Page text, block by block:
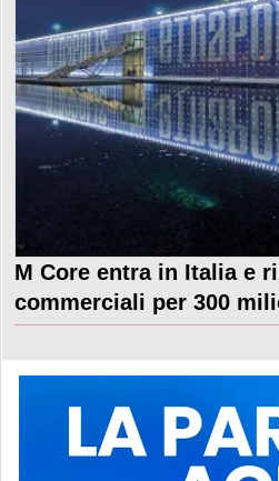
M Core entra in Italia e
commerciali per 300